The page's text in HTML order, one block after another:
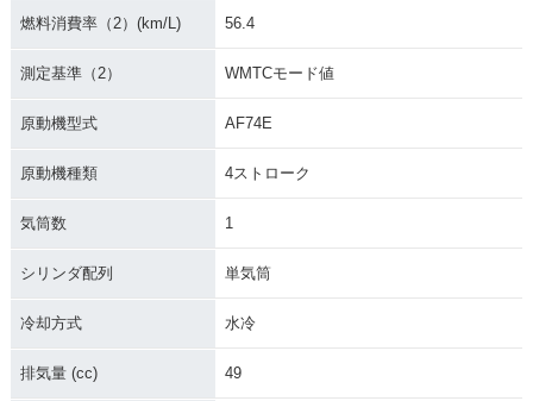
燃料消費率（2）(km/L) 56.4
測定基準（2） WMTCモード値
原動機型式 AF74E
原動機種類 4ストローク
気筒数 1
シリンダ配列 単気筒
冷却方式 水冷
排気量 (cc) 49